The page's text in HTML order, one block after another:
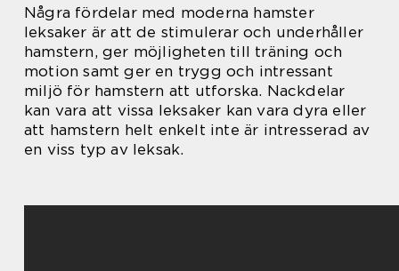
Några fördelar med moderna hamster
leksaker är att de stimulerar och underhåller
hamstern, ger möjligheten till träning och
motion samt ger en trygg och intressant
miljö för hamstern att utforska. Nackdelar
kan vara att vissa leksaker kan vara dyra eller
att hamstern helt enkelt inte är intresserad av
en viss typ av leksak.